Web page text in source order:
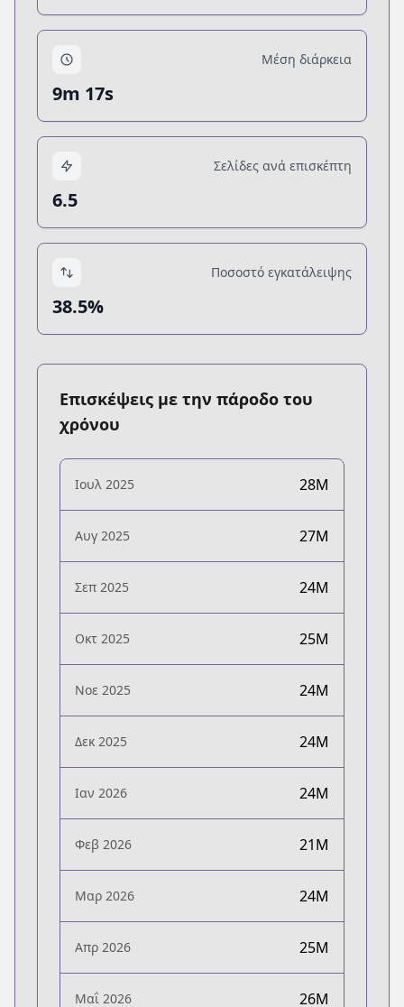
Μέση διάρκεια
9m 17s
Σελίδες ανά επισκέπτη
6.5
Ποσοστό εγκατάλειψης
38.5%
Επισκέψεις με την πάροδο του
χρόνου
Ιουλ 2025 28M
Αυγ 2025 27M
Σεπ 2025 24M
Οκτ 2025 25M
Νοε 2025 24M
Δεκ 2025 24M
Ιαν 2026 24M
Φεβ 2026 21M
Μαρ 2026 24M
Απρ 2026 25M
Μαΐ 2026 26M